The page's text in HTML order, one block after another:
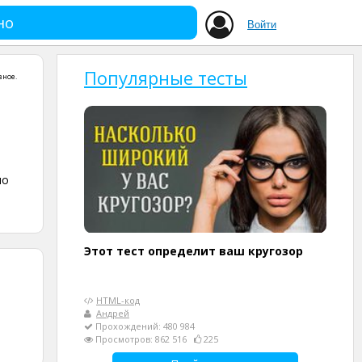
Войти
. Популярные тесты
Этот тест определит ваш кругозор
HTML-код
Андрей
Прохождений: 480 984
Просмотров: 862 516
225